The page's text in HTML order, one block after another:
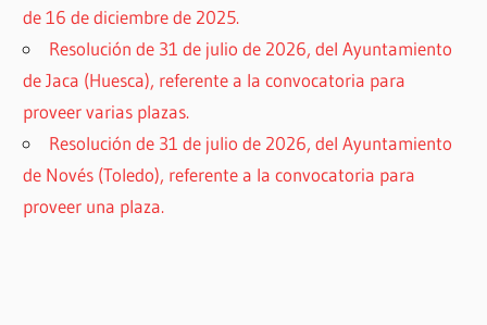
de 16 de diciembre de 2025.
Resolución de 31 de julio de 2026, del Ayuntamiento
de Jaca (Huesca), referente a la convocatoria para
proveer varias plazas.
Resolución de 31 de julio de 2026, del Ayuntamiento
de Novés (Toledo), referente a la convocatoria para
proveer una plaza.